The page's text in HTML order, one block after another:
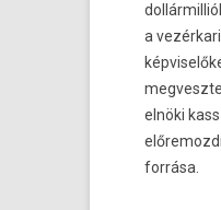
a
elnöki
forrása.